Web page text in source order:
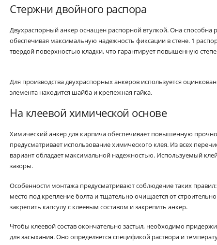
Стержни двойного распора
Двухраспорный анкер оснащен распорной втулкой. Она способна
обеспечивая максимальную надежность фиксации в стене. 1
твердой поверхностью кладки, что гарантирует повышенную
Для производства двухраспорных анкеров используется
элемента находится шайба и крепежная гайка.
На клеевой химической основе
Химический анкер для кирпича обеспечивает повышенную
предусматривает использование химического клея. Из всех
вариант обладает максимальной надежностью. Используемый
зазоры.
Особенности монтажа предусматривают соблюдение таких
место под крепление болта и тщательно очищается от
закрепить капсулу с клеевым составом и закрепить анкер.
Чтобы клеевой состав окончательно застыл, необходимо
для засыхания. Оно определяется спецификой раствора и